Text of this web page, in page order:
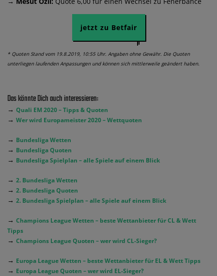
jetzt zu Betfair
* Quoten Stand vom 19.8.2019, 10:55 Uhr. Angaben ohne Gewähr. Die Quoten
unterliegen laufenden Anpassungen und können sich mittlerweile geändert haben.
Das könnte Dich auch interessieren:
→ Quali EM 2020 – Tipps & Quoten
→ Wer wird Europameister 2020 – Wettquoten
→ Bundesliga Wetten
→ Bundesliga Quoten
→ Bundesliga Spielplan – alle Spiele auf einem Blick
→ 2. Bundesliga Wetten
→ 2. Bundesliga Quoten
→ 2. Bundesliga Spielplan – alle Spiele auf einem Blick
→ Champions League Wetten – beste Wettanbieter für CL & Wett
Tipps
→ Champions League Quoten – wer wird CL-Sieger?
→ Europa League Wetten – beste Wettanbieter für EL & Wett Tipps
→ Europa League Quoten – wer wird EL-Sieger?